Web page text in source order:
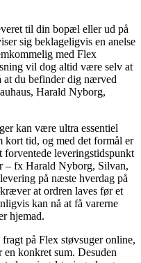
til din bopæl eller ud på
sig beklageligvis en anelse
med Flex
vil dog altid være selv at
at du befinder dig nærved
Harald Nyborg,
kan være ultra essentiel
kort tid, og med det formål er
forventede leveringstidspunkt
– fx Harald Nyborg, Silvan,
på næste hverdag på
at ordren laves før et
kan nå at få varerne
hjemad.
på Flex støvsuger online,
konkret sum. Desuden